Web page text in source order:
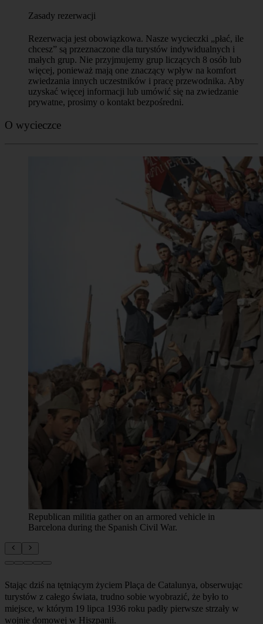
Zasady rezerwacji
Rezerwacja jest obowiązkowa. Nasze wycieczki „płać, ile
chcesz” są przeznaczone dla turystów indywidualnych i
małych grup. Nie przyjmujemy grup liczących 8 osób lub
więcej, ponieważ mają one znaczący wpływ na komfort
zwiedzania innych uczestników i pracę przewodnika. Aby
uzyskać więcej informacji lub umówić się na zwiedzanie
prywatne, prosimy o kontakt bezpośredni.
O wycieczce
Republican militia gather on an armored vehicle in
Barcelona during the Spanish Civil War.
Stając dziś na tętniącym życiem Plaça de Catalunya, obserwując
turystów z całego świata, trudno sobie wyobrazić, że było to
miejsce, w którym 19 lipca 1936 roku padły pierwsze strzały w